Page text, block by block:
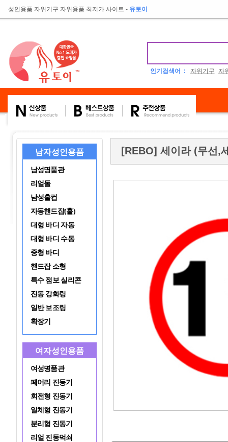
성인용품 자위기구 자위용품 최저가 사이트 - 유토이
인기검색어 : 자위기구 자
남자성인용품
남성명품관
리얼돌
남성홀컵
자동핸드잡(홀)
대형 바디 자동
대형 바디 수동
중형 바디
핸드잡 소형
특수 점보 실리콘
진동 강화링
일반 보조링
확장기
여자성인용품
여성명품관
페어리 진동기
회전형 진동기
일체형 진동기
분리형 진동기
리얼 진동먹쇠
[REBO] 세이라 (무선,